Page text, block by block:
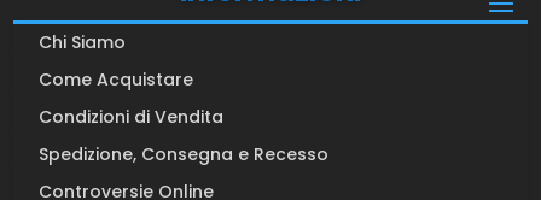
Chi Siamo
Come Acquistare
Condizioni di Vendita
Spedizione, Consegna e Recesso
Controversie Online